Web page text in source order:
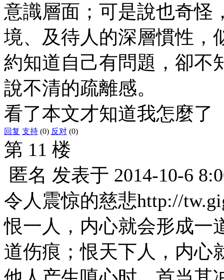
意識層面；可是說也奇怪
境、及待人的深層慣性，
約知道自己有問題，卻不
說不清的疏離感。
看了本文才知道我怎麼了
回复 支持 (0) 反对 (0)
第 11 楼
匿名 发表于 2014-10-6
令人震惊的慈悲http://
恨一人，内心就会形成一
道伤痕；恨天下人，内心